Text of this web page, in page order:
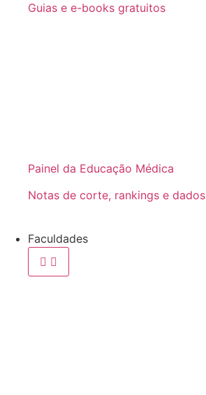
Guias e e-books gratuitos
Painel da Educação Médica
Notas de corte, rankings e dados
Faculdades